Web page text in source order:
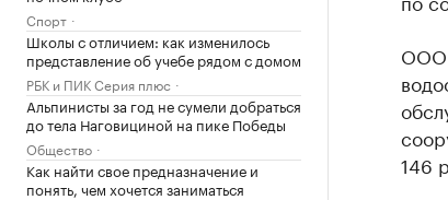
Спорт
Школы с отличием: как изменилось
представление об учебе рядом с домом
РБК и ПИК Серия плюс
Альпинисты за год не сумели добраться
до тела Наговициной на пике Победы
Общество
Как найти свое предназначение и
понять, чем хочется заниматься
ООО
146